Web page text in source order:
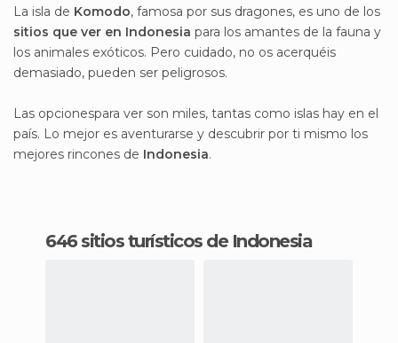
La isla de Komodo, famosa por sus dragones, es uno de los
sitios que ver en Indonesia para los amantes de la fauna y
los animales exóticos. Pero cuidado, no os acerquéis
demasiado, pueden ser peligrosos.
Las opcionespara ver son miles, tantas como islas hay en el
país. Lo mejor es aventurarse y descubrir por ti mismo los
mejores rincones de Indonesia.
646 sitios turísticos de Indonesia